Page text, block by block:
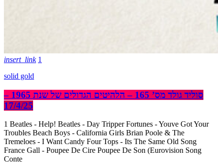
insert_link 1
solid gold
סוליד גולד מס’ 165 – הלהיטים הגדולים של שנת 1965 –
17/4/25
1 Beatles - Help! Beatles - Day Tripper Fortunes - Youve Got Your
Troubles Beach Boys - California Girls Brian Poole & The
Tremeloes - I Want Candy Four Tops - Its The Same Old Song
France Gall - Poupee De Cire Poupee De Son (Eurovision Song
Conte